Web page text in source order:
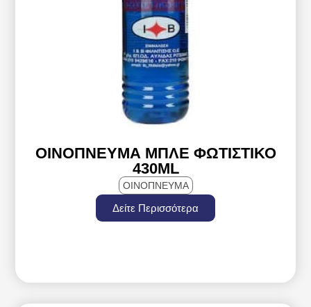
ΟΙΝΌΠΝΕΥΜΑ ΜΠΛΈ ΦΩΤΙΣΤΙΚΌ
430ML
ΟΙΝΟΠΝΕΥΜΑ
Δείτε Περισσότερα